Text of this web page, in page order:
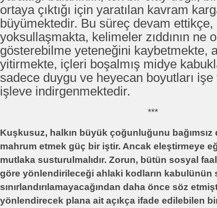
ortaya çıktığı için yaratılan kavram
büyümektedir. Bu süreç devam
yoksullaşmakta, kelimeler zıddının ne
gösterebilme yeteneğini kaybetmekte,
yitirmekte, içleri boşalmış midye
sadece duygu ve heyecan boyutları
işleve indirgenmektedir.
***
Kuşkusuz, halkın büyük çoğunluğunu
mahrum etmek güç bir iştir. Ancak eleştirmeye
mutlaka susturulmalıdır. Zorun, bütün sosyal
göre yönlendirileceği ahlaki kodların kabulünün
sınırlandırılamayacağından daha önce söz
yönlendirecek plana ait açıkça ifade edilebilen